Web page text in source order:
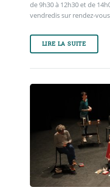
de 9h30 à 12h30 et de
vendredis sur rendez-vous
LIRE LA SUITE